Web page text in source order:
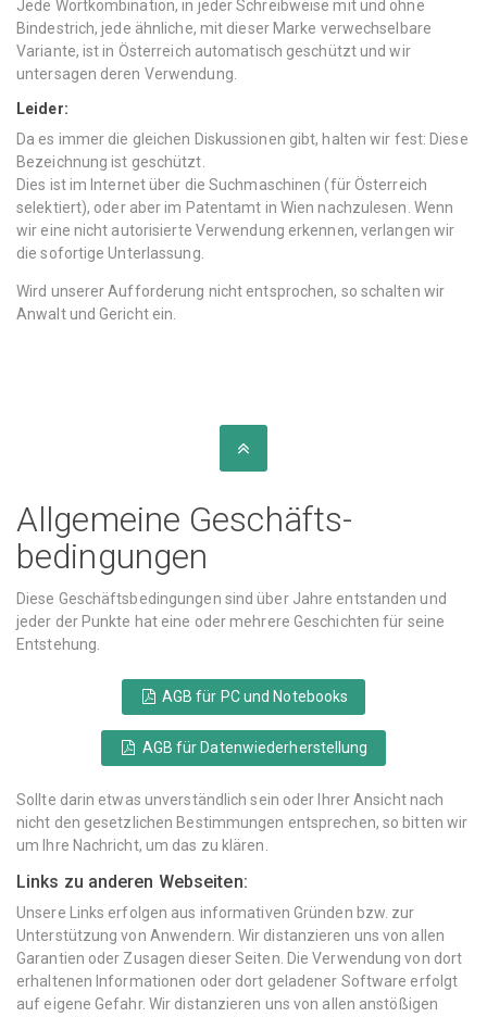
Jede Wortkombination, in jeder Schreibweise mit und ohne
Bindestrich, jede ähnliche, mit dieser Marke verwechselbare
Variante, ist in Österreich automatisch geschützt und wir
untersagen deren Verwendung.
Leider:
Da es immer die gleichen Diskussionen gibt, halten wir fest: Diese
Bezeichnung ist geschützt.
Dies ist im Internet über die Suchmaschinen (für Österreich
selektiert), oder aber im Patentamt in Wien nachzulesen. Wenn
wir eine nicht autorisierte Verwendung erkennen, verlangen wir
die sofortige Unterlassung.
Wird unserer Aufforderung nicht entsprochen, so schalten wir
Anwalt und Gericht ein.
Allgemeine Geschäfts­
bedingungen
Diese Geschäftsbedingungen sind über Jahre entstanden und
jeder der Punkte hat eine oder mehrere Geschichten für seine
Entstehung.
AGB für PC und Notebooks
AGB für Datenwiederherstellung
Sollte darin etwas unverständlich sein oder Ihrer Ansicht nach
nicht den gesetzlichen Bestimmungen entsprechen, so bitten wir
um Ihre Nachricht, um das zu klären.
Links zu anderen Webseiten:
Unsere Links erfolgen aus informativen Gründen bzw. zur
Unterstützung von Anwendern. Wir distanzieren uns von allen
Garantien oder Zusagen dieser Seiten. Die Verwendung von dort
erhaltenen Informationen oder dort geladener Software erfolgt
auf eigene Gefahr. Wir distanzieren uns von allen anstößigen